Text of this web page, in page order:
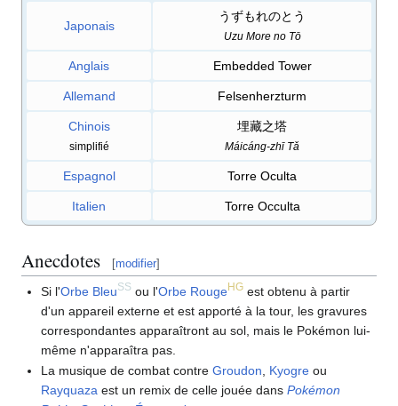
Japonais
うずもれのとう
Uzu More no Tō
Anglais Embedded Tower
Allemand Felsenherzturm
Chinois
simplifié
埋藏之塔
Máicáng-zhī Tǎ
Espagnol Torre Oculta
Italien Torre Occulta
Anecdotes [modifier]
Si l'Orbe BleuSS ou l'Orbe RougeHG est obtenu à partir
d'un appareil externe et est apporté à la tour, les gravures
correspondantes apparaîtront au sol, mais le Pokémon lui-
même n'apparaîtra pas.
La musique de combat contreGroudon Kyogre ou
Rayquaza est un remix de celle jouée dansPokémon